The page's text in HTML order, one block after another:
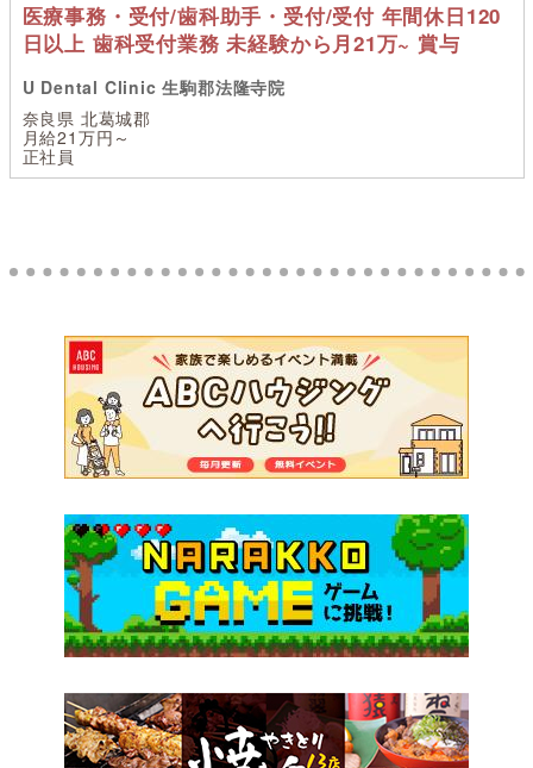
医療事務・受付/歯科助手・受付/受付 年間休日120
日以上 歯科受付業務 未経験から月21万~ 賞与
U Dental Clinic 生駒郡法隆寺院
奈良県 北葛城郡
月給21万円～
正社員